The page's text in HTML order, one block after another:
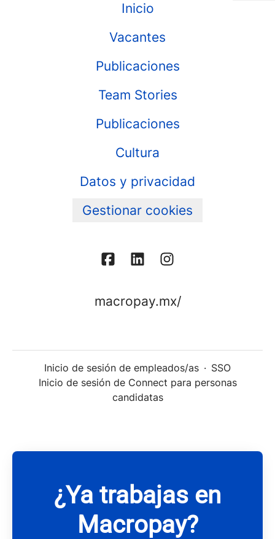
Inicio
Vacantes
Publicaciones
Team Stories
Publicaciones
Cultura
Datos y privacidad
Gestionar cookies
macropay.mx/
Inicio de sesión de empleados/as · SSO
Inicio de sesión de Connect para personas
candidatas
¿Ya trabajas en
Macropay?